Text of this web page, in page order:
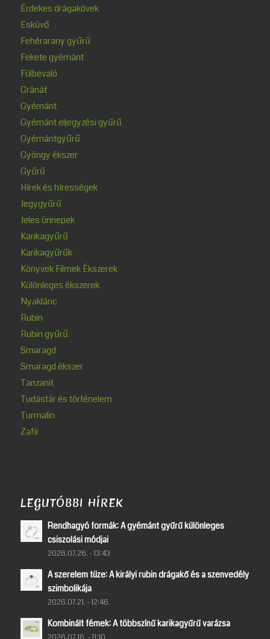
Érdekes drágakövek
Esküvő
Fehérarany gyűrű
Fekete gyémánt
Fülbevaló
Gránát
Gyémánt
Gyémánt eljegyzési gyűrű
Gyémántgyűrű
Gyöngy ékszer
Gyűrű
Hírek és hírességek
Jegygyűrű
Jeles ünnepek
Karikagyűrű
Karikagyűrűk
Könyvek Filmek Ékszerek
Különleges ékszerek
Nyaklánc
Rubin
Rubin gyűrű
Smaragd
Smaragd ékszer
Tanzanit
Tudástár és történelem
Turmalin
Zafír
LEGUTÓBBI HÍREK
Rendhagyó formák: A gyémánt gyűrű különleges
csiszolási módjai
2026.07.26. - 13:43
A szerelem tüze: A királyi rubin drágakő és a szenvedély
szimbolikája
2026.07.21. - 12:46
Kombinált fémek: A többszínű karikagyűrű varázsa